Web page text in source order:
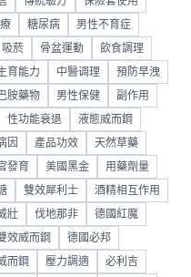
糖尿病 男性不育症
吸菸 骨盆運動 飲食調理
育能力 中醫调理 預防早洩
胺藥物 男性保健 副作用
性功能衰退 液態威而鋼
因 產品功效 天然草藥
發育 美國黑金 用藥劑量
雙效犀利士 酒精相互作用
壯 伐地那非 德國紅魔
效威而鋼 德國必邦
而鋼 壓力調適 必利吉